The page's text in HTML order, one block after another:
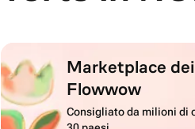
Marketplace
Flowwow
Consigliato da milioni di